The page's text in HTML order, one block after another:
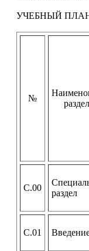
УЧЕБНЫЙ
№
С.00
раздел
С.01